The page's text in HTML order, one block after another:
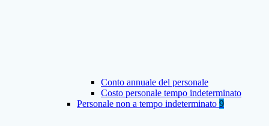
Conto annuale del personale
Costo personale tempo indeterminato
Personale non a tempo indeterminato 9